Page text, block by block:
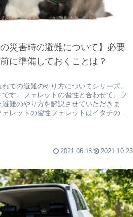
の災害時の避難について】必要
に準備しておくことは？
ての避難のやり方についてシリーズ、
す。フェレットの習性と合わせて、フ
避難のやり方を解説させていただきま
レットの習性フェレットはイタチの仲
2021.06.18 2021.10.23